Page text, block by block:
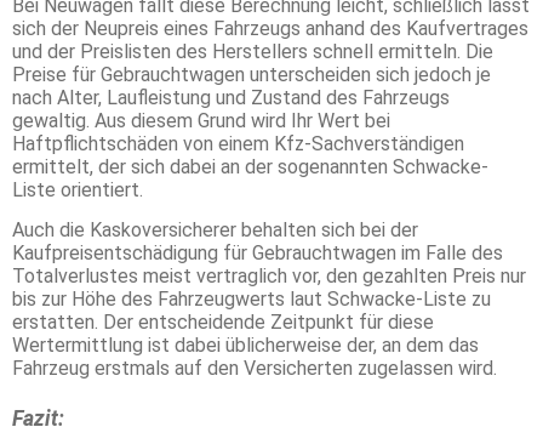
Bei Neuwagen fällt diese Berechnung leicht, schließlich lässt
sich der Neupreis eines Fahrzeugs anhand des Kaufvertrages
und der Preislisten des Herstellers schnell ermitteln. Die
Preise für Gebrauchtwagen unterscheiden sich jedoch je
nach Alter, Laufleistung und Zustand des Fahrzeugs
gewaltig. Aus diesem Grund wird Ihr Wert bei
Haftpflichtschäden von einem Kfz-Sachverständigen
ermittelt, der sich dabei an der sogenannten Schwacke-
Liste orientiert.
Auch die Kaskoversicherer behalten sich bei der
Kaufpreisentschädigung für Gebrauchtwagen im Falle des
Totalverlustes meist vertraglich vor, den gezahlten Preis nur
bis zur Höhe des Fahrzeugwerts laut Schwacke-Liste zu
erstatten. Der entscheidende Zeitpunkt für diese
Wertermittlung ist dabei üblicherweise der, an dem das
Fahrzeug erstmals auf den Versicherten zugelassen wird.
Fazit: